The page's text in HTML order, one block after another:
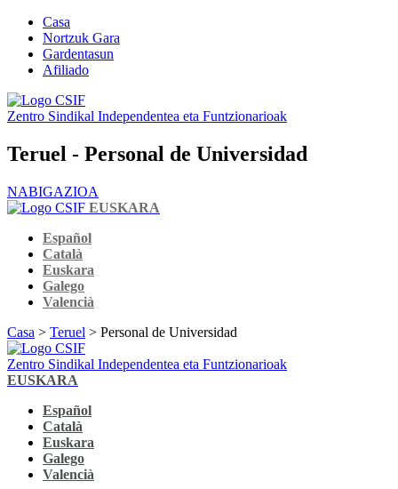
Casa
Nortzuk Gara
Gardentasun
Afiliado
Zentro Sindikal Independentea eta Funtzionarioak
Teruel - Personal de Universidad
NABIGAZIOA
EUSKARA
Español
Català
Euskara
Galego
Valencià
Casa > Teruel > Personal de Universidad
Zentro Sindikal Independentea eta Funtzionarioak
EUSKARA
Español
Català
Euskara
Galego
Valencià